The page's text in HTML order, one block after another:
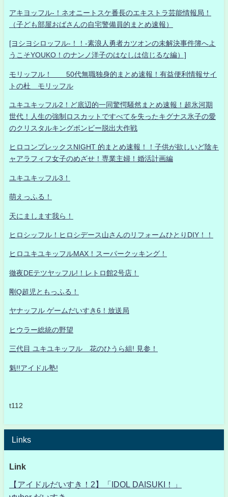
アキヨッフル-！ネオニートスケ番長のエキストラ芸能情報局！
（子ども部屋おばさんの自宅警備員的まとめ速報）
[ヨシヨシロッフル-！！-素浪人勇者カツオンの未解決事件簿へよ
うこそYOUKO！のナンノ洋子のはなしは信じるな編）]
モリッフル！ 50代無職独身的まとめ速報！有益便利情報サイ
トの杜 モリッフル
ユキユキッフル2！ど底辺的一同驚愕騒然まとめ速報！超氷河期
世代！人生の強制ロスカットですべてを失ったキグナス氷子の愛
のクリスタルキングボンビー脱出大作戦
ヒロコンプレックスNIGHT 的まとめ速報！！子供が欲しいど陰キ
ャアラフィフ女子のめざせ！専業主婦！婚活計画編
ユキユキッフル3！
萌えっふる！
天にまします我ら！
ヒロシッフル！ヒロシデース山さんのリフォームひとりDIY！！
ヒロユキユキッフルMAX！スーパークッキング！
徹夜DEテツヤッフル!！レトロ館2号店！
剛Q超児ともっふる！
ヤナッフル ゲームだいすき6！放送局
ヒウラー総統の野望
三代目 ユキユキッフル 花のひうら組! 見参！
魁!!アイドル塾!
t112
Links
Link
【アイドルだいすき！2】「IDOL DAISUKI！」